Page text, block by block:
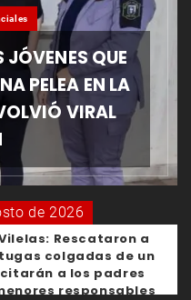
QUE
PELEA EN LA
VIRAL
de 2026
Rescataron a
colgadas de un
a los padres
responsables